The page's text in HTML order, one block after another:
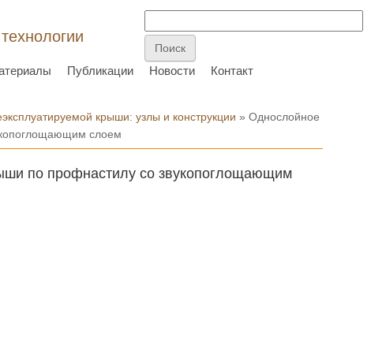
Публикации Новости Контакт
крыши: узлы и конструкции » Однослойное
слоем
по профнастилу со звукопоглощающим